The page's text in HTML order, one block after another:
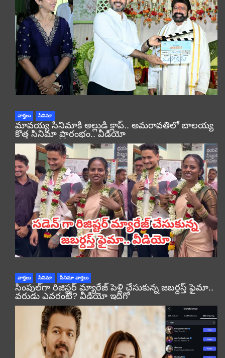
వార్తలు సినిమా
మావయ్య సినిమాకి అల్లుడి క్లాప్.. అమరావతిలో బాలయ్య
కొత్త సినిమా ప్రారంభం.. వీడియో
వార్తలు సినిమా సినిమా వార్తలు
సింపుల్‌గా రిజిస్టర్‌ మ్యారేజ్ పెళ్లి చేసుకున్న జబర్దస్త్ ఫైమా..
వరుడు ఎవరంటే? వీడియో ఇదిగో